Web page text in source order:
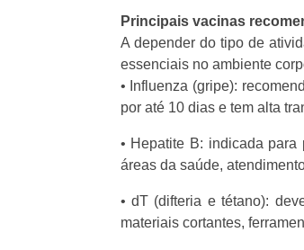
Principais vacinas
A depender do tipo de
essenciais no ambiente
• Influenza (gripe):
por até 10 dias e tem alta
• Hepatite B: indicada
áreas da saúde,
• dT (difteria e tétano):
materiais cortantes,